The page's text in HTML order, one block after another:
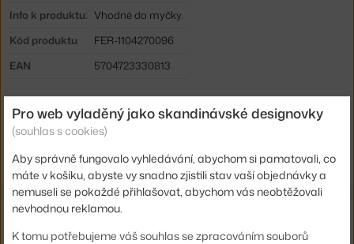
Info k produktu: Vhodné do myčky.
Kód produktu
FER-1104270096
EAN
5704723330813
grey
Shopping from the EU? Switch to
2, smoked grey
Související produkty
Pro web vyladěný jako skandinávské designovky
(souhlas s cookies)
Aby správně fungovalo vyhledávání, abychom si pamatovali, co
máte v košíku, abyste vy snadno zjistili stav vaší objednávky a
nemuseli se pokaždé přihlašovat, abychom vás neobtěžovali
nevhodnou reklamou.
K tomu potřebujeme váš souhlas se zpracováním souborů